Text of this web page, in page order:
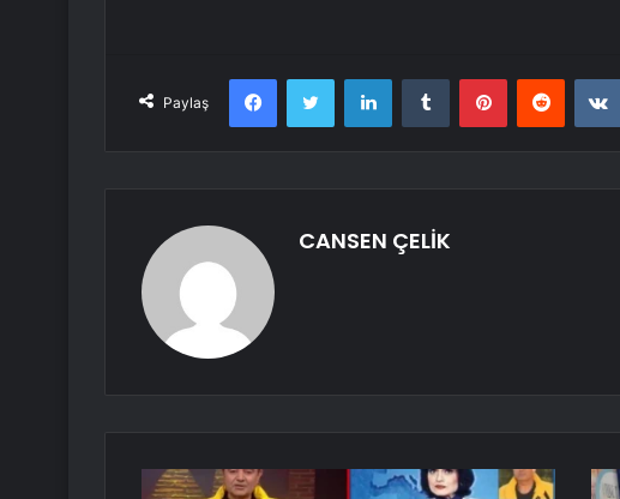
Paylaş
FacebookTwitter LinkedInTumblr PinterestReddit
CANSEN ÇELİK